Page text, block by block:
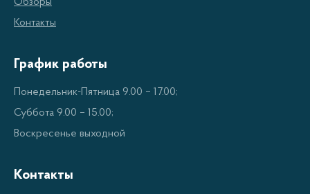
можно использовать масло. Чем больше число
свойства при высоких температурах.
Состав
комплекс присадок, которые обеспечивают защиту
Обзоры
Контакты
График работы
Понедельник-Пятница 9.00 – 17.00;
Суббота 9.00 – 15.00;
Воскресенье выходной
Контакты